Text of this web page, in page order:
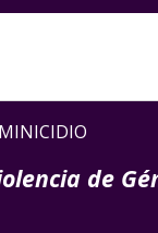
de